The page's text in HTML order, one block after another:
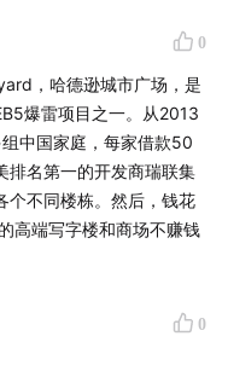
0
，哈德逊城市广场，是
爆雷项目之一。从2013
中国家庭，每家借款50
名第一的开发商瑞联集
个不同楼栋。然后，钱花
高端写字楼和商场不赚钱
0